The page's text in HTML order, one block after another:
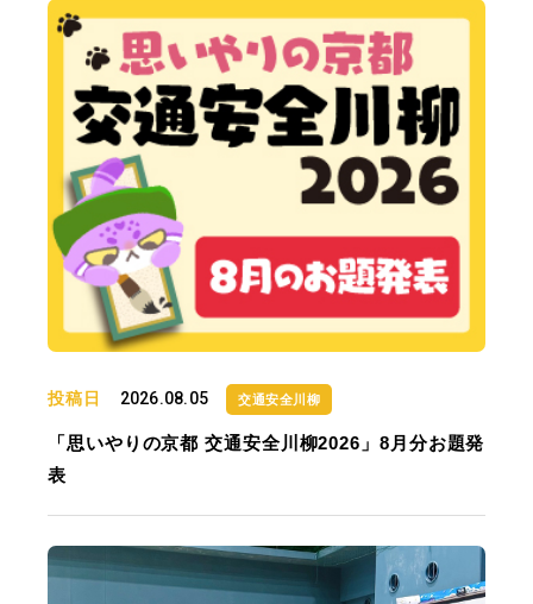
投稿日 2026.08.05 交通安全川柳
「思いやりの京都 交通安全川柳2026」8月分お題発
表